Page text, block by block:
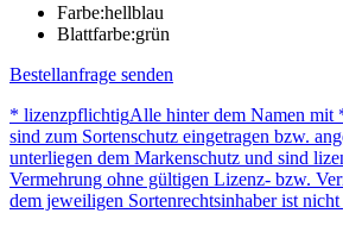
Farbe:hellblau
Blattfarbe:grün
Bestellanfrage senden
* lizenzpflichtigAlle hinter dem Namen mit
sind zum Sortenschutz eingetragen bzw.
unterliegen dem Markenschutz und sind
Vermehrung ohne gültigen Lizenz- bzw.
dem jeweiligen Sortenrechtsinhaber ist nicht